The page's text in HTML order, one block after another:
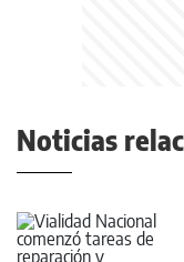
Noticias